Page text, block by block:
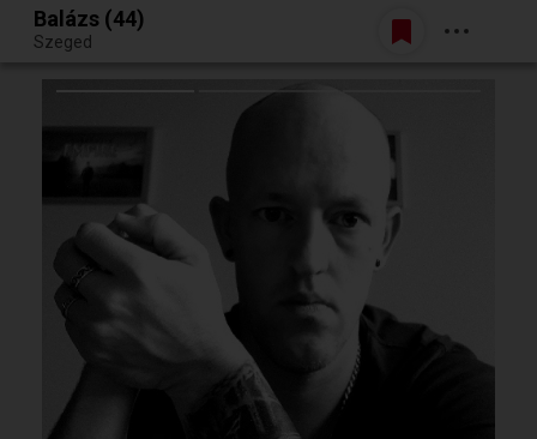
Egy jó randiból bármi lehet.
Belépés
Balázs (44)
Szeged